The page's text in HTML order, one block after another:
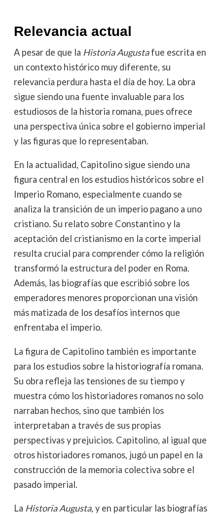
Relevancia actual
A pesar de que la Historia Augustafue escrita en
un contexto histórico muy diferente, su
relevancia perdura hasta el día de hoy. La obra
sigue siendo una fuente invaluable para los
estudiosos de la historia romana, pues ofrece
una perspectiva única sobre el gobierno imperial
y las figuras que lo representaban.
En la actualidad, Capitolino sigue siendo una
figura central en los estudios históricos sobre el
Imperio Romano, especialmente cuando se
analiza la transición de un imperio pagano a uno
cristiano. Su relato sobre Constantino y la
aceptación del cristianismo en la corte imperial
resulta crucial para comprender cómo la religión
transformó la estructura del poder en Roma.
Además, las biografías que escribió sobre los
emperadores menores proporcionan una visión
más matizada de los desafíos internos que
enfrentaba el imperio.
La figura de Capitolino también es importante
para los estudios sobre la historiografía romana.
Su obra refleja las tensiones de su tiempo y
muestra cómo los historiadores romanos no solo
narraban hechos, sino que también los
interpretaban a través de sus propias
perspectivas y prejuicios. Capitolino, al igual que
otros historiadores romanos, jugó un papel en la
construcción de la memoria colectiva sobre el
pasado imperial.
La Historia Augusta, y en particular las biografías